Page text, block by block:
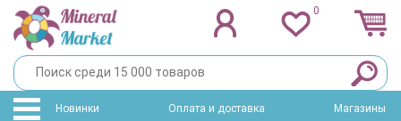
0
Новинки Оплата и доставка Магазины